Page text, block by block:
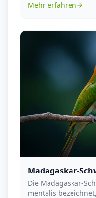
Mehr erfahren
Madagaskar-
Die Madagaskar-
mentalis